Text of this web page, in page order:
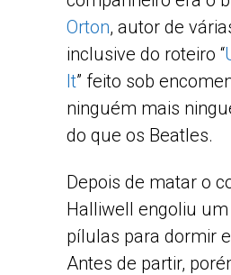
Orton, autor de
inclusive do roteiro “
It” feito sob
ninguém mais
do que os Beatles.
Depois de matar o
Halliwell engoliu
pílulas para dormir
Antes de partir,